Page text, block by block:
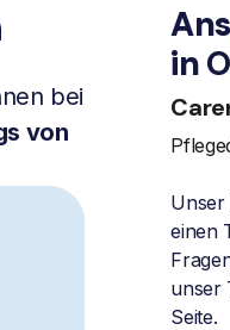
bei
von
in
Unser
einen
unser
Seite.